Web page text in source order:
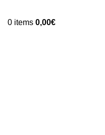
0 items 0,00€